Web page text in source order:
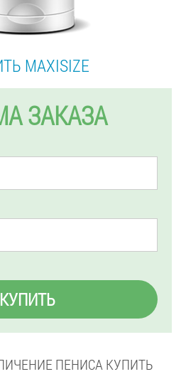
MAXISIZE
ЗАКАЗА
КУПИТЬ
ПЕНИСА КУПИТЬ